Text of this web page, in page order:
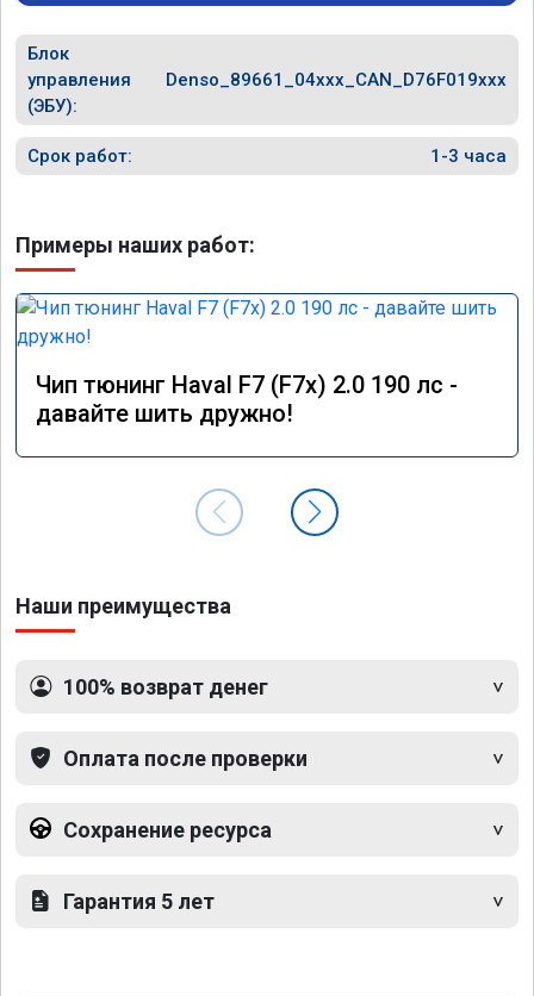
Блок
управления
(ЭБУ):
Denso_89661_04xxx_CAN_D76F019xxx
Срок работ: 1-3 часа
Примеры наших работ:
Чип тюнинг Haval F7 (F7x) 2.0 190 лс -
давайте шить дружно!
Наши преимущества
100% возврат денег
Оплата после проверки
Сохранение ресурса
Гарантия 5 лет